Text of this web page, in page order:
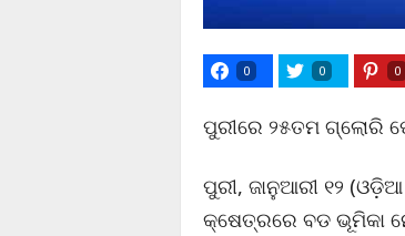
0 0 0
ପୁରୀରେ ୨୫ତମ ଗ୍ଲୋରି
ପୁରୀ, ଜାନୁଆରୀ ୧୨
କ୍ଷେତ୍ରରେ ବଡ ଭୂମିକା